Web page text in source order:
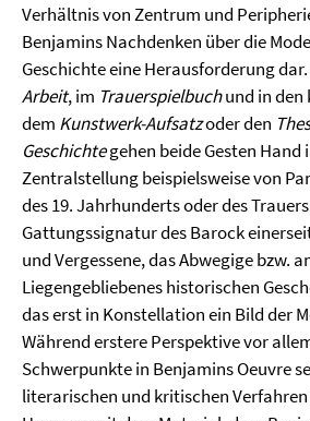
Verhältnis von Zentrum und
Benjamins Nachdenken über die
Geschichte eine Herausforderung
Arbeit, im Trauerspielbuchund in den
dem Kunstwerk-Aufsatzoder den
Geschichtegehen beide Gesten Hand
Zentralstellung beispielsweise von
des 19. Jahrhunderts oder des
Gattungssignatur des Barock
und Vergessene, das Abwegige bzw.
Liegengebliebenes historischen
das erst in Konstellation ein Bild der
Während erstere Perspektive vor
Schwerpunkte in Benjamins Oeuvre
literarischen und kritischen